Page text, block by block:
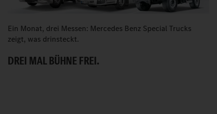
Ein Monat, drei Messen: Mercedes Benz Special Trucks
zeigt, was drinsteckt.
DREI MAL BÜHNE FREI.